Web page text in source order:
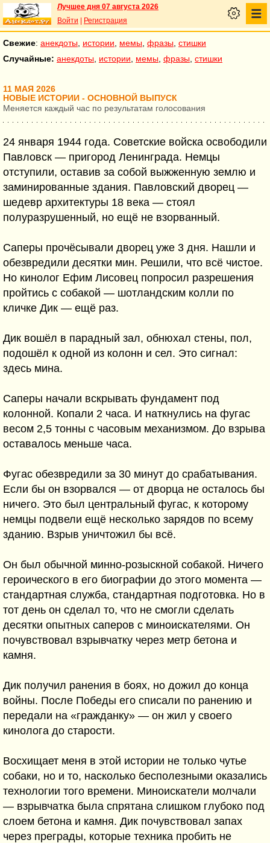
Лучшее дня 07 августа 2026
Войти
Регистрация
Свежие: анекдоты истории мемы фразы стишки
Случайные: анекдоты истории мемы фразы стишки
11 МАЯ 2026
НОВЫЕ ИСТОРИИ - ОСНОВНОЙ ВЫПУСК
Меняется каждый час по результатам голосования
24 января 1944 года. Советские войска освободили
Павловск — пригород Ленинграда. Немцы
отступили, оставив за собой выжженную землю и
заминированные здания. Павловский дворец —
шедевр архитектуры 18 века — стоял
полуразрушенный, но ещё не взорванный.
Саперы прочёсывали дворец уже 3 дня. Нашли и
обезвредили десятки мин. Решили, что всё чистое.
Но кинолог Ефим Лисовец попросил разрешения
пройтись с собакой — шотландским колли по
кличке Дик — ещё раз.
Дик вошёл в парадный зал, обнюхал стены, пол,
подошёл к одной из колонн и сел. Это сигнал:
здесь мина.
Саперы начали вскрывать фундамент под
колонной. Копали 2 часа. И наткнулись на фугас
весом 2,5 тонны с часовым механизмом. До взрыва
оставалось меньше часа.
Фугас обезвредили за 30 минут до срабатывания.
Если бы он взорвался — от дворца не осталось бы
ничего. Это был центральный фугас, к которому
немцы подвели ещё несколько зарядов по всему
зданию. Взрыв уничтожил бы всё.
Он был обычной минно-розыскной собакой. Ничего
героического в его биографии до этого момента —
стандартная служба, стандартная подготовка. Но в
тот день он сделал то, что не смогли сделать
десятки опытных саперов с миноискателями. Он
почувствовал взрывчатку через метр бетона и
камня.
Дик получил ранения в боях, но дожил до конца
войны. После Победы его списали по ранению и
передали на «гражданку» — он жил у своего
кинолога до старости.
Восхищает меня в этой истории не только чутье
собаки, но и то, насколько бесполезными оказались
технологии того времени. Миноискатели молчали
— взрывчатка была спрятана слишком глубоко под
слоем бетона и камня. Дик почувствовал запах
через преграды, которые техника пробить не